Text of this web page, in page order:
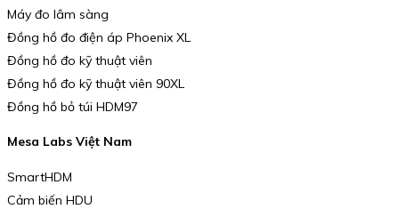
Máy đo lâm sàng
Đồng hồ đo điện áp Phoenix XL
Đồng hồ đo kỹ thuật viên
Đồng hồ đo kỹ thuật viên 90XL
Đồng hồ bỏ túi HDM97
Mesa Labs Việt Nam
SmartHDM
Cảm biến HDU